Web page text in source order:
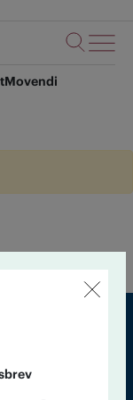
Movendi